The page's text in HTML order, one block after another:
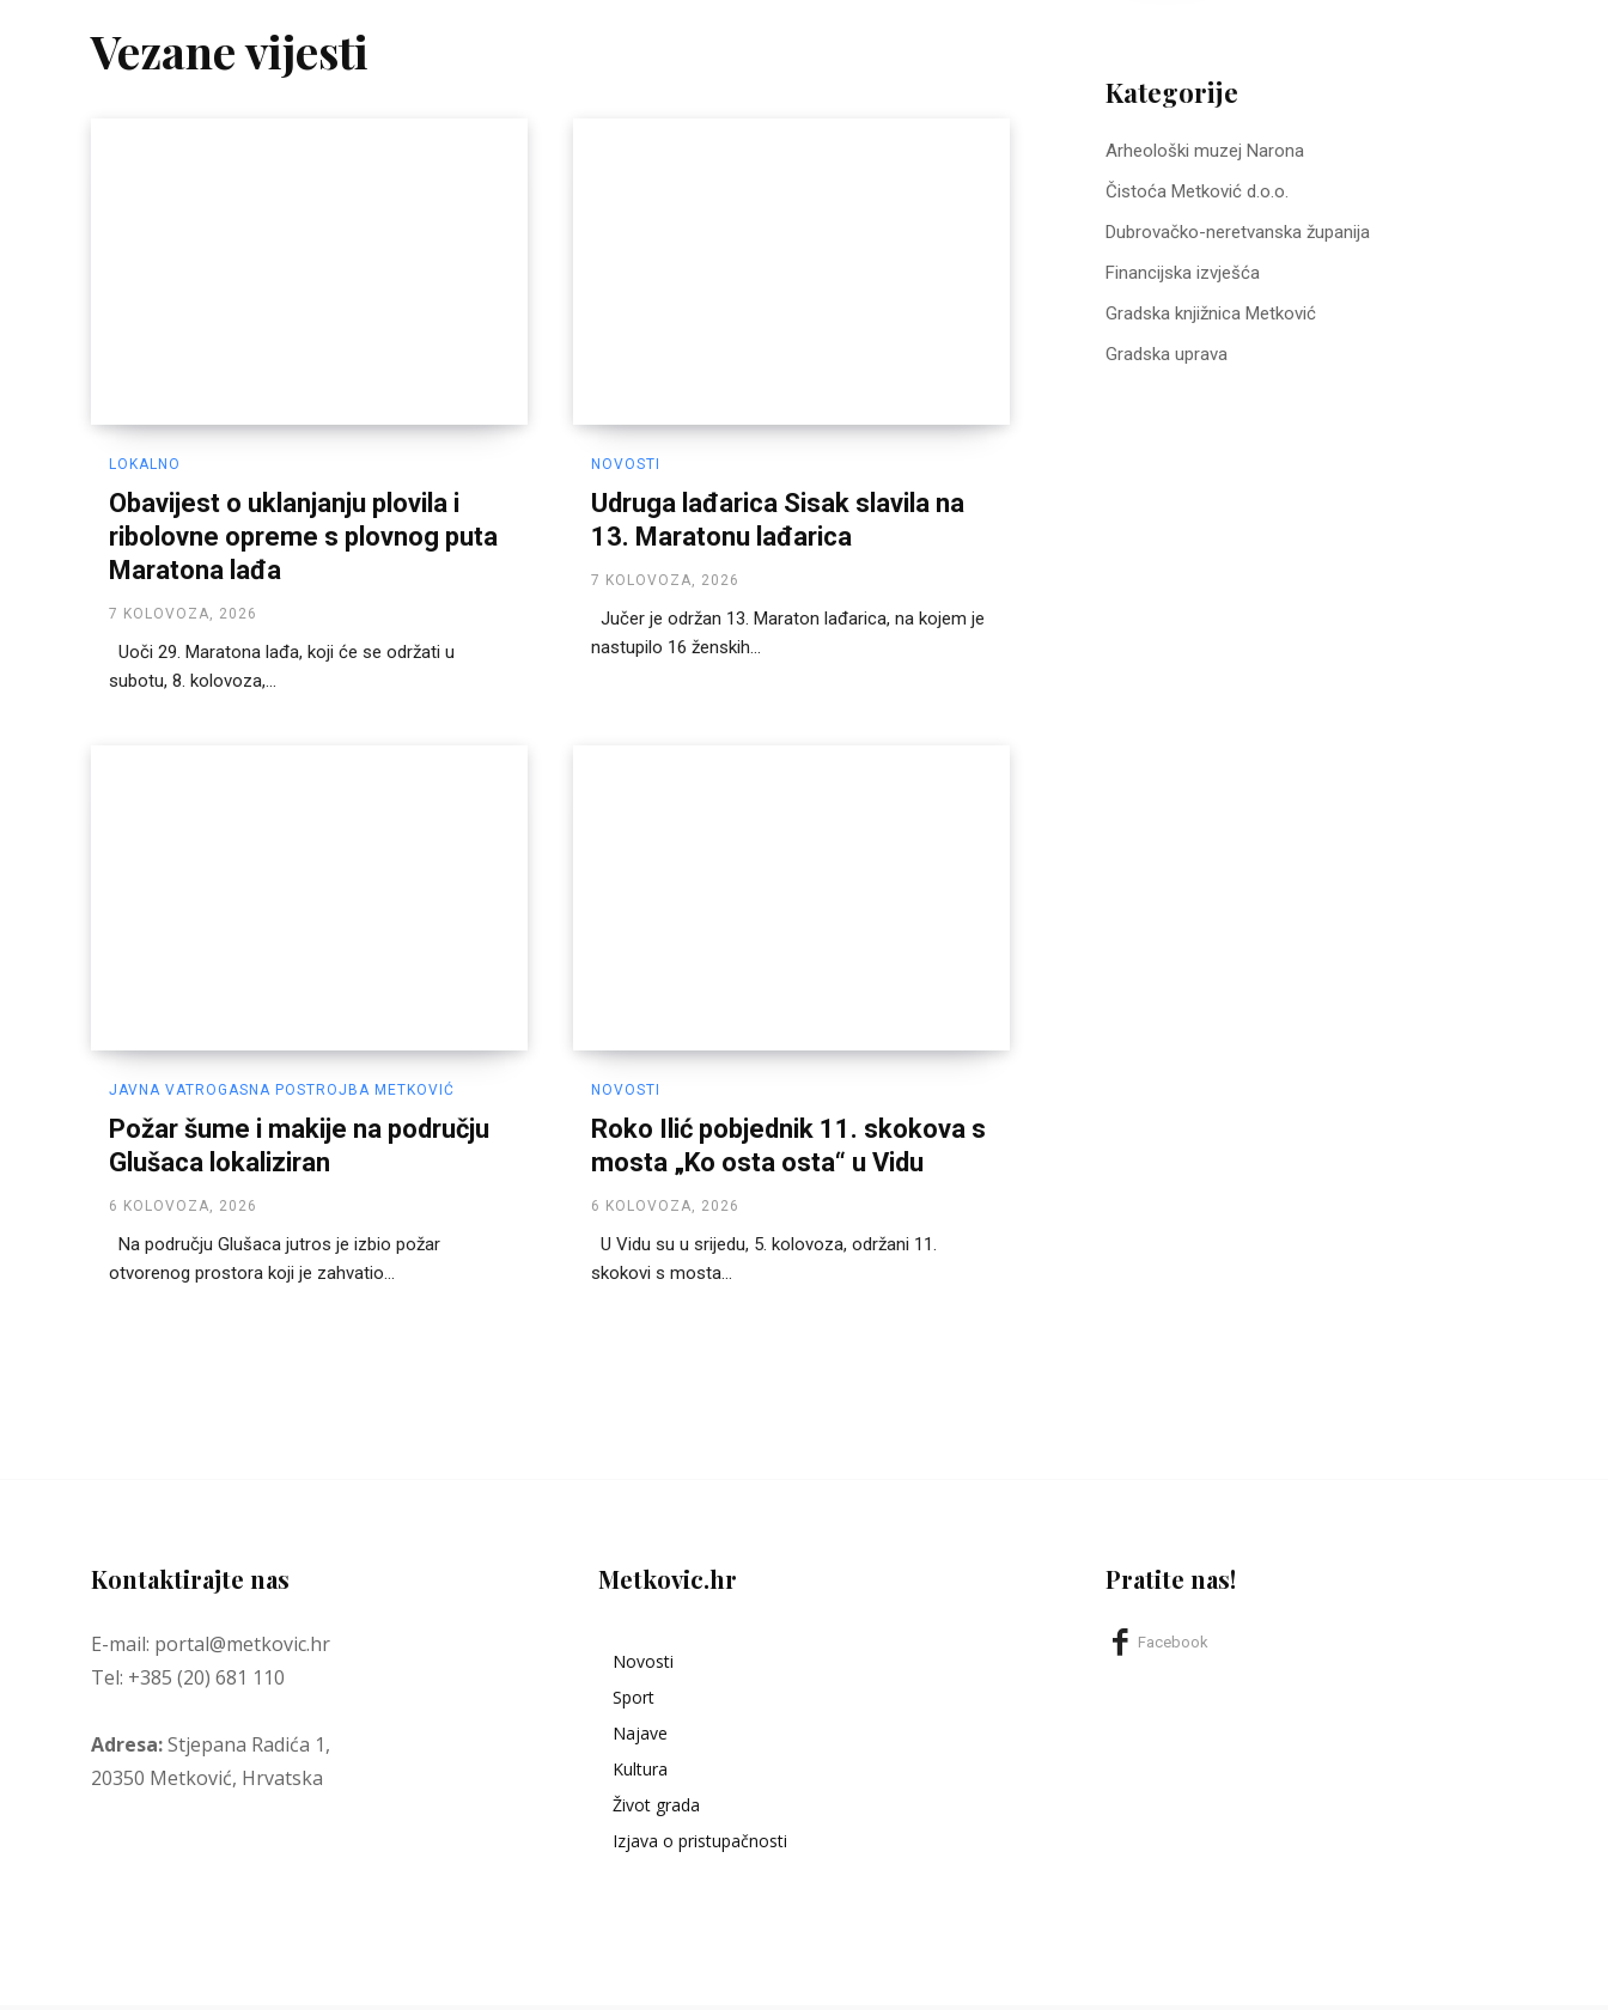
Vezane vijesti
LOKALNO
Obavijest o uklanjanju plovila i
ribolovne opreme s plovnog puta
Maratona lađa
7 KOLOVOZA, 2026
Uoči 29. Maratona lađa, koji će se održati u
subotu, 8. kolovoza,...
NOVOSTI
Udruga lađarica Sisak slavila na
13. Maratonu lađarica
7 KOLOVOZA, 2026
Jučer je održan 13. Maraton lađarica, na kojem je
nastupilo 16 ženskih...
JAVNA VATROGASNA POSTROJBA METKOVIĆ
Požar šume i makije na području
Glušaca lokaliziran
6 KOLOVOZA, 2026
Na području Glušaca jutros je izbio požar
otvorenog prostora koji je zahvatio...
NOVOSTI
Roko Ilić pobjednik 11. skokova s
mosta „Ko osta osta“ u Vidu
6 KOLOVOZA, 2026
U Vidu su u srijedu, 5. kolovoza, održani 11.
skokovi s mosta...
Kategorije
Arheološki muzej Narona
Čistoća Metković d.o.o.
Dubrovačko-neretvanska županija
Financijska izvješća
Gradska knjižnica Metković
Gradska uprava
Kontaktirajte nas
E-mail: portal@metkovic.hr
Tel: +385 (20) 681 110
Adresa:Stjepana Radića 1,
20350 Metković, Hrvatska
Metkovic.hr
Novosti
Sport
Najave
Kultura
Život grada
Izjava o pristupačnosti
Pratite nas!
Facebook